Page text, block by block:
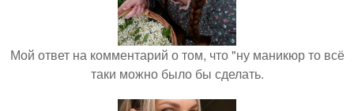
Мой ответ на комментарий о том, что "ну маникюр то всё
таки можно было бы сделать.